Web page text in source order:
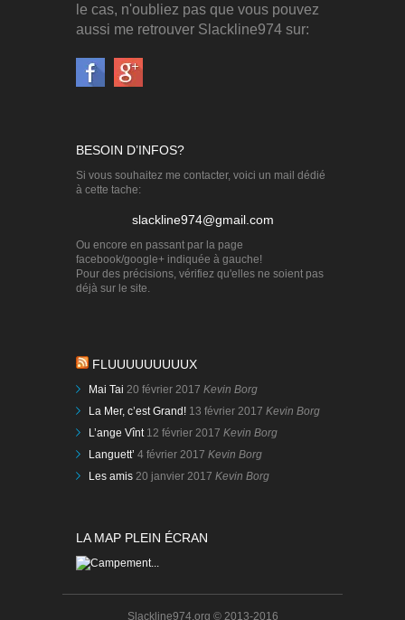
le cas, n'oubliez pas que vous pouvez
aussi me retrouver Slackline974 sur:
BESOIN D’INFOS?
Si vous souhaitez me contacter, voici un mail dédié
à cette tache:
slackline974@gmail.com
Ou encore en passant par la page
facebook/google+ indiquée à gauche!
Pour des précisions, vérifiez qu'elles ne soient pas
déjà sur le site.
FLUUUUUUUUUX
Mai Tai 20 février 2017 Kevin Borg
La Mer, c’est Grand! 13 février 2017 Kevin Borg
L’ange Vînt 12 février 2017 Kevin Borg
Languett’ 4 février 2017 Kevin Borg
Les amis 20 janvier 2017 Kevin Borg
LA MAP PLEIN ÉCRAN
Slackline974.org © 2013-2016